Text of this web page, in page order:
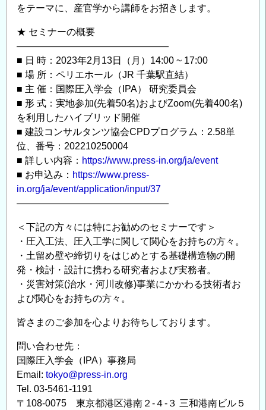
をテーマに、産官学から講師をお招きします。
★ セミナーの概要
————————————————
■ 日 時：2023年2月13日（月）14:00 ~ 17:00
■ 場 所：ペリエホール（JR 千葉駅直結）
■ 主 催：国際圧入学会（IPA） 研究委員会
■ 形 式：実地参加(先着50名)およびZoom(先着400名)
を利用したハイブリッド開催
■ 建設コンサルタンツ協会CPDプログラム：2.58単
位、番号：202210250004
■ 詳しい内容： https://www.press-in.org/ja/event
■ お申込み： https://www.press-
in.org/ja/event/application/input/37
————————————————
＜下記の方々には特にお勧めのセミナーです＞
・圧入工法、圧入工学に関して関心をお持ちの方々。
・土留め壁や締切りをはじめとする基礎構造物の開
発・検討・設計に携わる研究者および実務者。
・災害対策(治水・河川改修)事業にかかわる技術者お
よび関心をお持ちの方々。
皆さまのご参加を心よりお待ちしております。
問い合わせ先：
国際圧入学会（IPA）事務局
Email: tokyo@press-in.org
Tel. 03-5461-1191
〒108-0075 東京都港区港南２-４-３ 三和港南ビル５